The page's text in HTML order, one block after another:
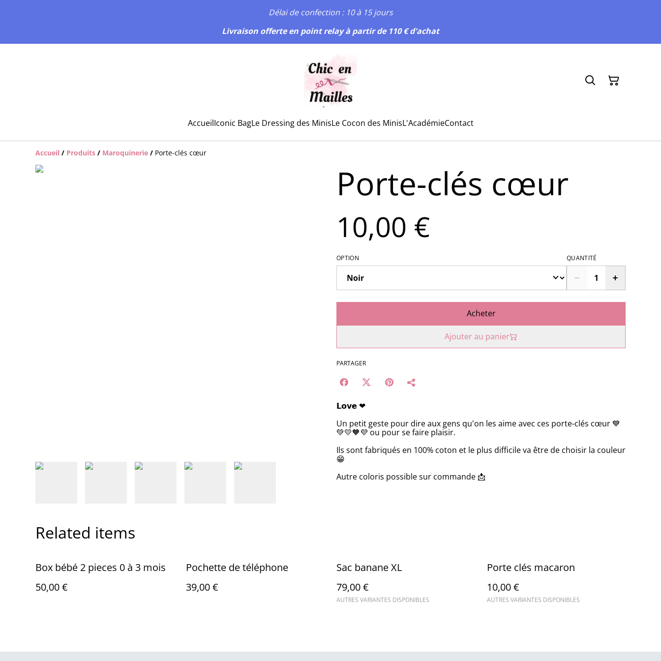
Délai de confection : 10 à 15 jours
Livraison offerte en point relay à partir de 110 € d'achat
AccueilIconic BagLe Dressing des MinisLe Cocon des MinisL'AcadémieContact
Accueil / Produits / Maroquinerie / Porte-clés cœur
Porte-clés cœur
10,00 €
OPTION QUANTITÉ
Acheter
Ajouter au panier
PARTAGER
𝗟𝗼𝘃𝗲 ❤
Un petit geste pour dire aux gens qu'on les aime avec ces porte-clés cœur 💙
💚💛🧡💜 ou pour se faire plaisir.
Ils sont fabriqués en 100% coton et le plus difficile va être de choisir la couleur
😁
Autre coloris possible sur commande 📩
Related items
Box bébé 2 pieces 0 à 3 mois
50,00 €
Pochette de téléphone
39,00 €
Sac banane XL
79,00 €
AUTRES VARIANTES DISPONIBLES
Porte clés macaron
10,00 €
AUTRES VARIANTES DISPONIBLES